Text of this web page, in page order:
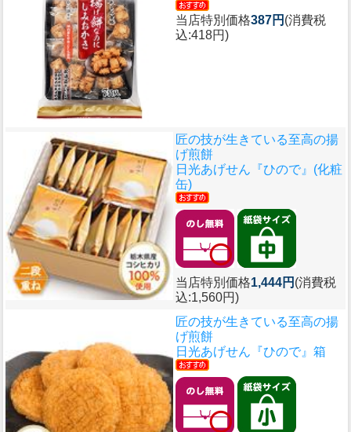
当店特別価格387円 (消費税
込:418円)
匠の技が生きている至高の揚
げ煎餅
日光あげせん『ひので』(化粧
缶)
当店特別価格1,444円 (消費税
込:1,560円)
匠の技が生きている至高の揚
げ煎餅
日光あげせん『ひので』箱